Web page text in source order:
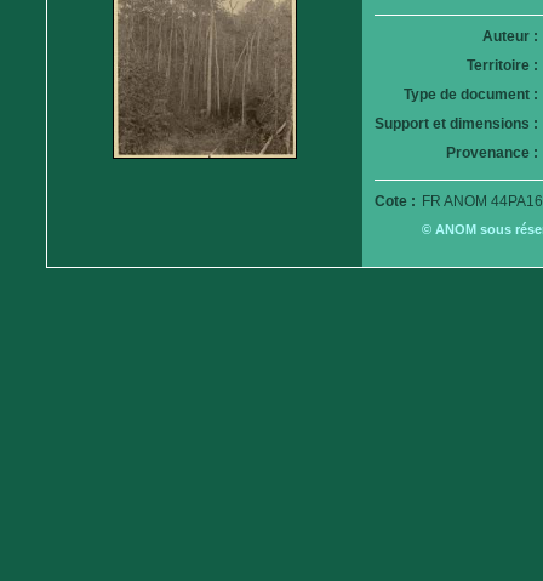
Auteur :
Territoire :
Type de document :
Support et dimensions :
Provenance :
Cote : FR ANOM
© ANOM sous